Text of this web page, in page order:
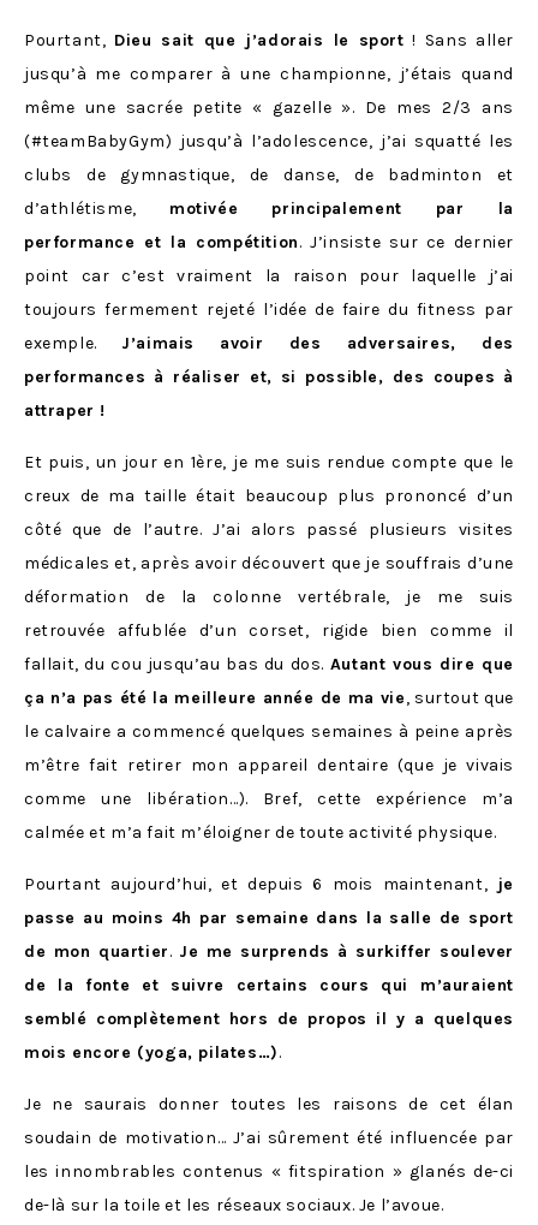
Pourtant, Dieu sait que j’adorais le sport ! Sans aller
jusqu’à me comparer à une championne, j’étais quand
même une sacrée petite « gazelle ». De mes 2/3 ans
(#teamBabyGym) jusqu’à l’adolescence, j’ai squatté les
clubs de gymnastique, de danse, de badminton et
d’athlétisme, motivée principalement par la
performance et la compétition. J’insiste sur ce dernier
point car c’est vraiment la raison pour laquelle j’ai
toujours fermement rejeté l’idée de faire du fitness par
exemple. J’aimais avoir des adversaires, des
performances à réaliser et, si possible, des coupes à
attraper !
Et puis, un jour en 1ère, je me suis rendue compte que le
creux de ma taille était beaucoup plus prononcé d’un
côté que de l’autre. J’ai alors passé plusieurs visites
médicales et, après avoir découvert que je souffrais d’une
déformation de la colonne vertébrale, je me suis
retrouvée affublée d’un corset, rigide bien comme il
fallait, du cou jusqu’au bas du dos. Autant vous dire que
ça n’a pas été la meilleure année de ma vie, surtout que
le calvaire a commencé quelques semaines à peine après
m’être fait retirer mon appareil dentaire (que je vivais
comme une libération…). Bref, cette expérience m’a
calmée et m’a fait m’éloigner de toute activité physique.
Pourtant aujourd’hui, et depuis 6 mois maintenant, je
passe au moins 4h par semaine dans la salle de sport
de mon quartier. Je me surprends à surkiffer soulever
de la fonte et suivre certains cours qui m’auraient
semblé complètement hors de propos il y a quelques
mois encore (yoga, pilates…).
Je ne saurais donner toutes les raisons de cet élan
soudain de motivation… J’ai sûrement été influencée par
les innombrables contenus « fitspiration » glanés de-ci
de-là sur la toile et les réseaux sociaux. Je l’avoue.